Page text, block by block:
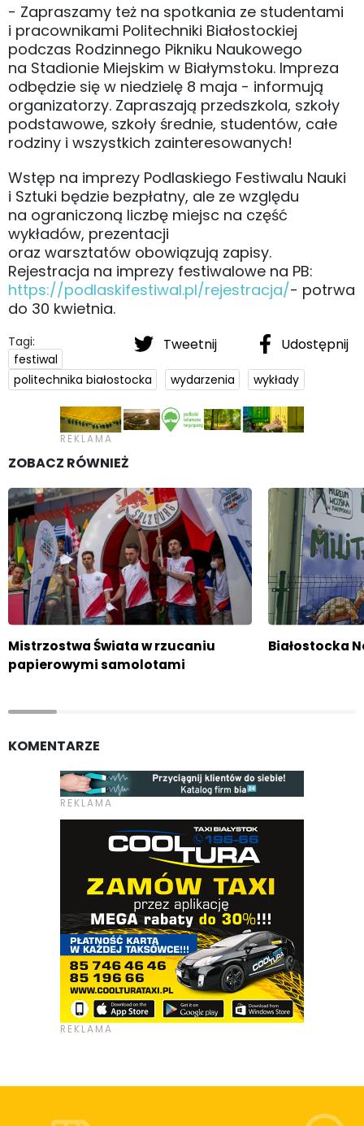
- Zapraszamy też na spotkania ze studentami
i pracownikami Politechniki Białostockiej
podczas Rodzinnego Pikniku Naukowego
na Stadionie Miejskim w Białymstoku. Impreza
odbędzie się w niedzielę 8 maja - informują
organizatorzy. Zapraszają przedszkola, szkoły
podstawowe, szkoły średnie, studentów, całe
rodziny i wszystkich zainteresowanych!
Wstęp na imprezy Podlaskiego Festiwalu Nauki
i Sztuki będzie bezpłatny, ale ze względu
na ograniczoną liczbę miejsc na część
wykładów, prezentacji
oraz warsztatów obowiązują zapisy.
Rejestracja na imprezy festiwalowe na PB:
https://podlaskifestiwal.pl/rejestracja/- potrwa
do 30 kwietnia.
Tweetnij Udostępnij
Tagi:
festiwal
politechnika białostocka
wydarzenia wykłady
ZOBACZ RÓWNIEŻ
Mistrzostwa Świata w rzucaniu
papierowymi samolotami
Białostocka
KOMENTARZE